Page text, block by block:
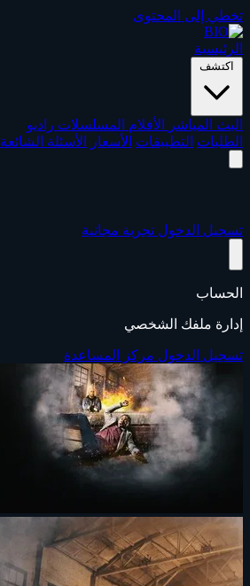
تخطي إلى المحتوى
الرئيسية
اكتشف
البث المباشر الأفلام المسلسلات راديو
الطلبات التطبيقات الأسعار الأسئلة الشائعة
تسجيل الدخول تجربة مجانية
الحساب
إدارة ملفك الشخصي
تسجيل الدخول مركز المساعدة